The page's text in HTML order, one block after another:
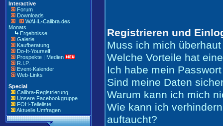
Interactive
Forum
Downloads
WAHL-Calibra des
Monats
Ergebnisse
Galerie
Kaufberatung
Do-It-Yourself
Prospekte | Medien
R.I.P.
Event-Kalender
Web-Links
Special
Calibra-Registrierung
Unsere Facebookgruppe
FOH-Teileliste
Aktuelle Umfragen
Registrieren und
Muss ich mich
Welche Vorteile hat
Ich habe mein
Sind meine Daten
Warum kann ich mich
Wie kann ich
auftaucht?